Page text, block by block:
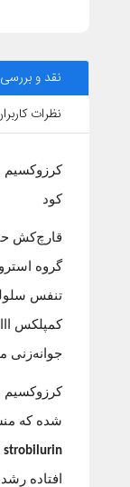
نقد و بررسی
نظرات
کرزوکسیم
کود
قارچ‌کش
گروه
تنفس
کمپلکس
جوانه‌زنی
کرزوکسیم
شده که
strobilurin
افتاده